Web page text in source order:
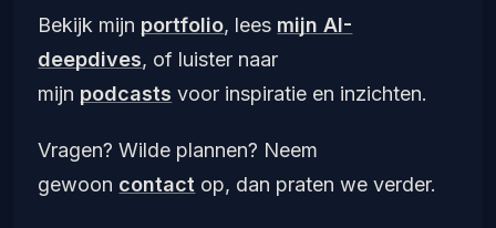
Bekijk mijn portfolio, lees mijn AI-
deepdives, of luister naar
mijn podcasts voor inspiratie en inzichten.
Vragen? Wilde plannen? Neem
gewoon contact op, dan praten we verder.